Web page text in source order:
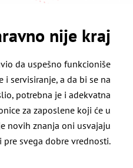
nije kraj
da uspešno funkcioniše
servisiranje, a da bi se na
potrebna je i adekvatna
za zaposlene koji će u
novih znanja oni usvajaju
svega dobre vrednosti.